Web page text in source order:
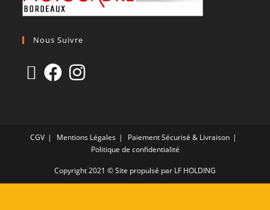
Nous Suivre
CGV Mentions Légales
Paiement Sécurisé & Livraison
Politique de confidentialité
Copyright 2021 © Site propulsé par LF HOLDING